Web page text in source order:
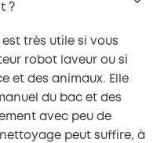
?
très utile si vous
robot laveur ou si
et des animaux. Elle
du bac et des
avec peu de
peut suffire, à